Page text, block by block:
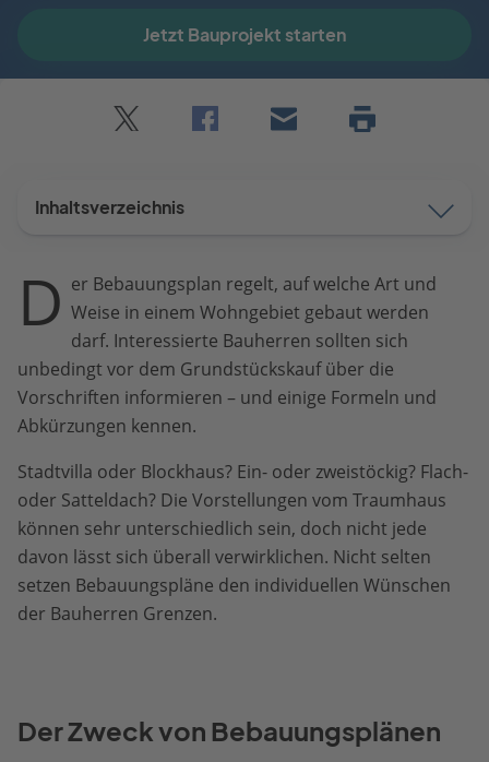
Jetzt Bauprojekt starten
Inhaltsverzeichnis
D er Bebauungsplan regelt, auf welche Art und
Weise in einem Wohngebiet gebaut werden
darf. Interessierte Bauherren sollten sich
unbedingt vor dem Grundstückskauf über die
Vorschriften informieren – und einige Formeln und
Abkürzungen kennen.
Stadtvilla oder Blockhaus? Ein- oder zweistöckig? Flach-
oder Satteldach? Die Vorstellungen vom Traumhaus
können sehr unterschiedlich sein, doch nicht jede
davon lässt sich überall verwirklichen. Nicht selten
setzen Bebauungspläne den individuellen Wünschen
der Bauherren Grenzen.
Der Zweck von Bebauungsplänen